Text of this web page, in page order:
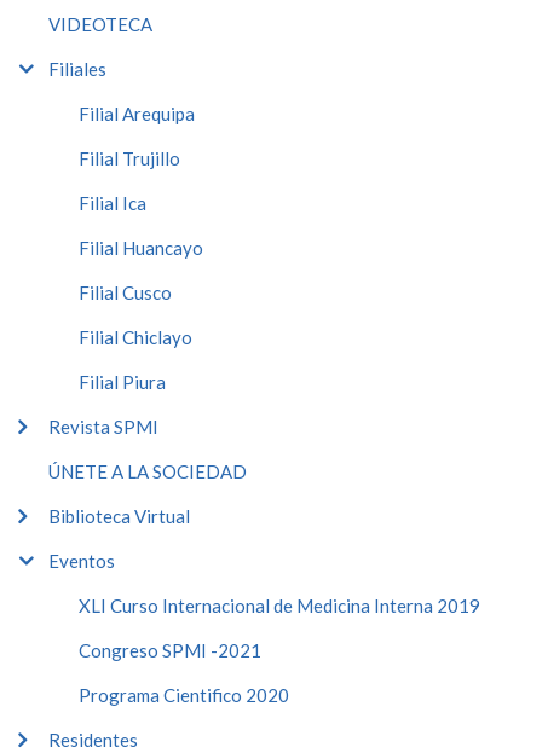
VIDEOTECA
Filiales
Filial Arequipa
Filial Trujillo
Filial Ica
Filial Huancayo
Filial Cusco
Filial Chiclayo
Filial Piura
Revista SPMI
ÚNETE A LA SOCIEDAD
Biblioteca Virtual
Eventos
XLI Curso Internacional de Medicina Interna 2019
Congreso SPMI -2021
Programa Cientifico 2020
Residentes